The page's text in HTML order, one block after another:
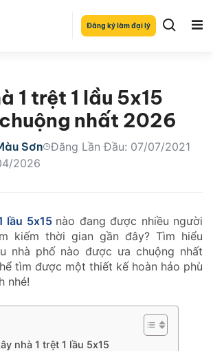
Đăng ký làm đại lý
1 trệt 1 lầu 5x15
nhất 2026
Sơn Đăng Lần Đầu: 07/07/2021
2026
lầu 5x15 nào đang được nhiều người
kiếm thời gian gần đây? Tìm hiểu
nhà phố nào được ưa chuộng nhất
tìm được một thiết kế hoàn hảo phù
nhé!
nhà 1 trệt 1 lầu 5x15